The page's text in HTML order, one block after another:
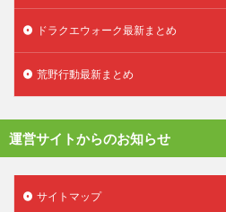
ドラクエウォーク最新まとめ
荒野行動最新まとめ
運営サイトからのお知らせ
サイトマップ